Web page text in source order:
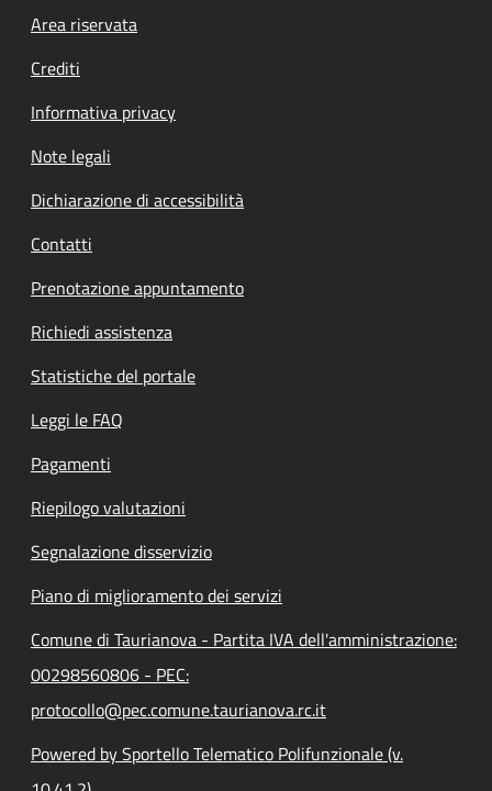
Footer menu
Area riservata
Crediti
Informativa privacy
Note legali
Dichiarazione di accessibilità
Contatti
Prenotazione appuntamento
Richiedi assistenza
Statistiche del portale
Leggi le FAQ
Pagamenti
Riepilogo valutazioni
Segnalazione disservizio
Piano di miglioramento dei servizi
Comune di Taurianova - Partita IVA dell'amministrazione:
00298560806 - PEC:
protocollo@pec.comune.taurianova.rc.it
Powered by Sportello Telematico Polifunzionale (v.